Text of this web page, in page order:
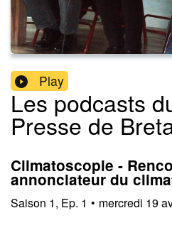
Play
Les podcasts
Presse de
Climatoscopie -
annonciateur du
Saison 1, Ep. 1 • mercredi 19